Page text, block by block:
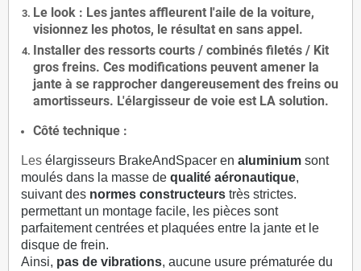
Le look : Les jantes affleurent l'aile de la voiture,
visionnez les photos, le résultat en sans appel.
Installer des ressorts courts / combinés filetés / Kit
gros freins. Ces modifications peuvent amener la
jante à se rapprocher dangereusement des freins ou
amortisseurs. L'élargisseur de voie est LA solution.
Côté technique :
Les élargisseurs BrakeAndSpacer en aluminium sont
moulés dans la masse de qualité aéronautique,
suivant des normes constructeurs très strictes.
permettant un montage facile, les pièces sont
parfaitement centrées et plaquées entre la jante et le
disque de frein.
Ainsi, pas de vibrations, aucune usure prématurée du